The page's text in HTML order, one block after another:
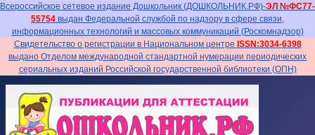
Всероссийское сетевое издание Дошкольник (ДОШКОЛЬНИК.РФ)-ЭЛ №ФС77-
55754 выдан Федеральной службой по надзору в сфере связи,
информационных технологий и массовых коммуникаций (Роскомнадзор)
Свидетельство о регистрации в Национальном центре ISSN:3034-6398
выдано Отделом международной стандартной нумерации периодических
сериальных изданий Российской государственной библиотеки (ОПН)